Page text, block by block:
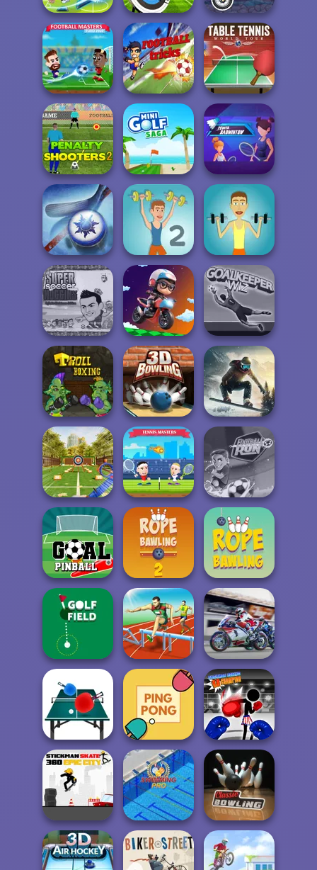
Football
Legends 2021
Archery World
Tour
Moto X3M
Spooky Land
Football Masters Football Tricks
Table Tennis
World Tour
Penalty Shooters
2
Mini Golf Saga
Power
Badminton
Air Hockey Cup Muscle Clicker 2 Muscle Clicker
Super Soccer
Noggins
Christmas
Moto Boss Goalkeeper Wiz
Troll Boxing 3D Bowling
Snowboard King
2024
Archery Master Tennis Masters Football Run
Goal Pinball Rope Bawling 2 Rope Bawling
Golf Field Hurdles Heroes
Super Bike Wild
Race
Table Tennis Pro Ping Pong
Stickman Boxing
KO Champion